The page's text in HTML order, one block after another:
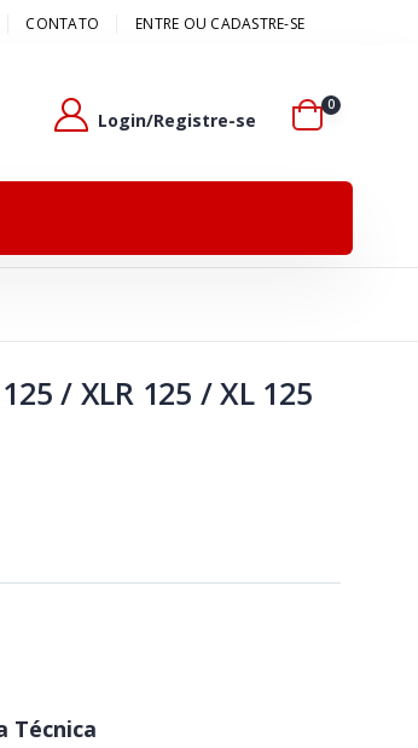
CONTATO ENTRE OU CADASTRE-SE
Login/Registre-se
0
/ XLR 125 / XL 125
Técnica